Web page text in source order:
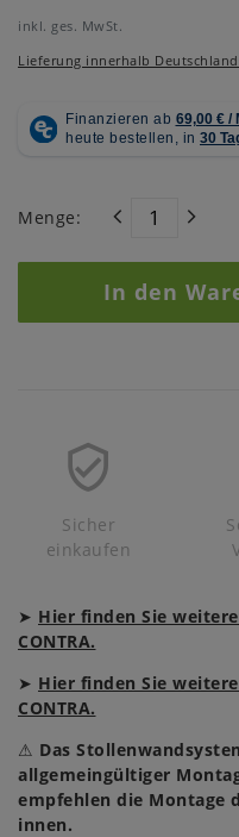
inkl. ges. MwSt.
Lieferung innerhalb
Menge:
In den
Sicher
einkaufen
➤ Hier finden Sie
CONTRA.
➤ Hier finden Sie
CONTRA.
⚠ Das
allgemeingültiger
empfehlen die Montage
innen.